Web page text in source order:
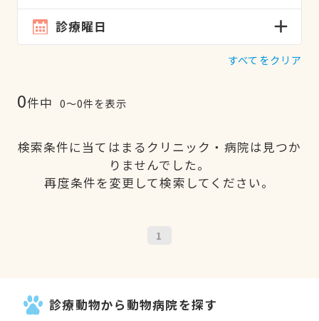
診療曜日
すべてをクリア
0件中 0〜0件を表示
検索条件に当てはまるクリニック・病院は見つか
りませんでした。
再度条件を変更して検索してください。
1
診療動物から動物病院を探す